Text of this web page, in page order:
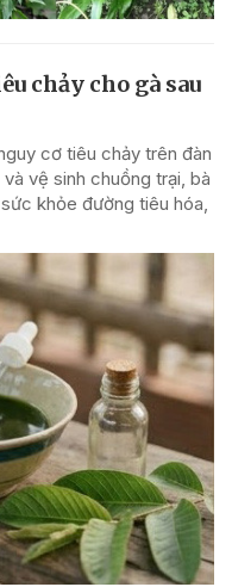
chảy cho gà sau
cơ tiêu chảy trên đàn
vệ sinh chuồng trại, bà
khỏe đường tiêu hóa,